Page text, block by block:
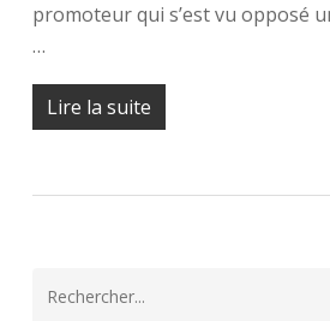
promoteur qui s’est vu opposé
…
Lire la suite